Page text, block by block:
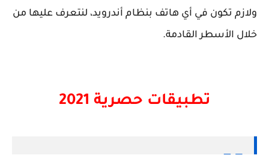
ولازم تكون في أي هاتف بنظام أندرويد، لنتعرف عليها من
خلال الأسطر القادمة.
تطبيقات حصرية 2021